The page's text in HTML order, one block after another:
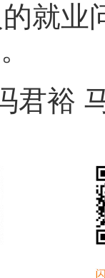
就业
君裕